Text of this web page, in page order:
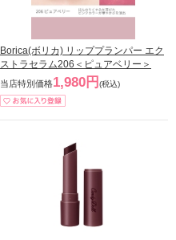
Borica(ボリカ) リッププランパー エク
ストラセラム206＜ピュアベリー＞
当店特別価格1,980円 (税込)